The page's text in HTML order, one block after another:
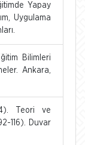
Yapay
Uygulama
Bilimleri
Ankara,
Teori ve
116). Duvar